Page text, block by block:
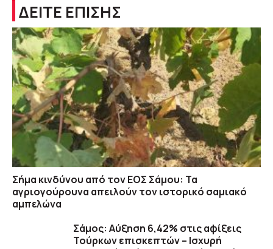
ΔΕΙΤΕ ΕΠΙΣΗΣ
Σήμα κινδύνου από τον ΕΟΣ Σάμου: Τα
αγριογούρουνα απειλούν τον ιστορικό σαμιακό
αμπελώνα
Σάμος: Αύξηση 6,42% στις αφίξεις
Τούρκων επισκεπτών – Ισχυρή